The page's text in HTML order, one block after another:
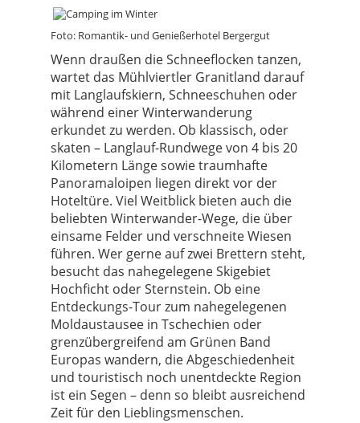
Foto: Romantik- und Genießerhotel Bergergut
Wenn draußen die Schneeflocken tanzen,
wartet das Mühlviertler Granitland darauf
mit Langlaufskiern, Schneeschuhen oder
während einer Winterwanderung
erkundet zu werden. Ob klassisch, oder
skaten – Langlauf-Rundwege von 4 bis 20
Kilometern Länge sowie traumhafte
Panoramaloipen liegen direkt vor der
Hoteltüre. Viel Weitblick bieten auch die
beliebten Winterwander-Wege, die über
einsame Felder und verschneite Wiesen
führen. Wer gerne auf zwei Brettern steht,
besucht das nahegelegene Skigebiet
Hochficht oder Sternstein. Ob eine
Entdeckungs-Tour zum nahegelegenen
Moldaustausee in Tschechien oder
grenzübergreifend am Grünen Band
Europas wandern, die Abgeschiedenheit
und touristisch noch unentdeckte Region
ist ein Segen – denn so bleibt ausreichend
Zeit für den Lieblingsmenschen.